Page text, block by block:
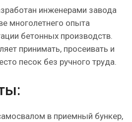
инженерами завода
многолетнего опыта
бетонных производств.
принимать, просеивать и
песок без ручного труда.
в приемный бункер,